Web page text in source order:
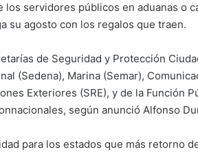
los servidores públicos en aduanas o
su agosto con los regalos que traen.
de Seguridad y Protección
(Sedena), Marina (Semar),
Exteriores (SRE), y de la Función
según anunció Alfonso
para los estados que más retorno